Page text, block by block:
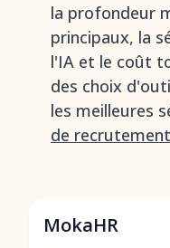
la profondeur
principaux, la
l'IA et le coût
des choix
les meilleures
de
MokaHR